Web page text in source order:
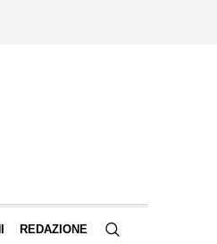
REDAZIONE